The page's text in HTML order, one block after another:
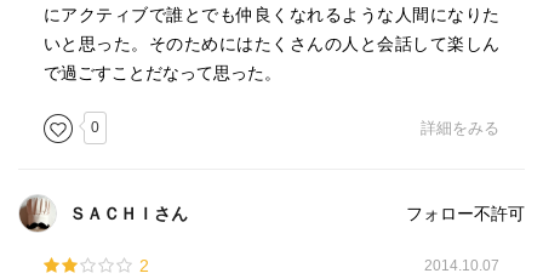
にアクティブで誰とでも仲良くなれるような人間になりた
いと思った。そのためにはたくさんの人と会話して楽しん
で過ごすことだなって思った。
0 詳細をみる
ＳＡＣＨＩさん フォロー不許可
2 2014.10.07